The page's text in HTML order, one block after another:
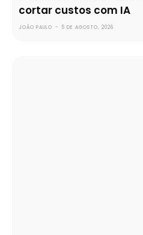
cortar custos com IA
JOÃO PAULO - 5 DE AGOSTO, 2026